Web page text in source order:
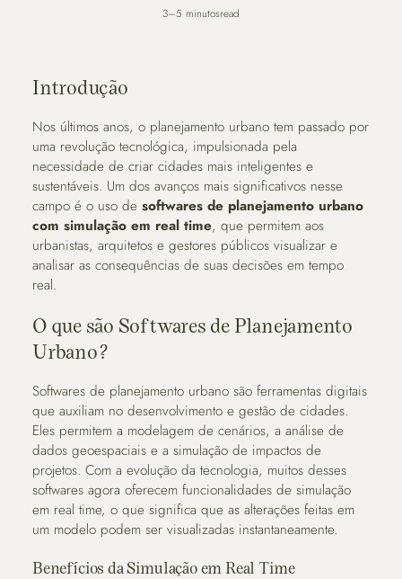
3–5 minutosread
Introdução
Nos últimos anos, o planejamento urbano tem passado por
uma revolução tecnológica, impulsionada pela
necessidade de criar cidades mais inteligentes e
sustentáveis. Um dos avanços mais significativos nesse
campo é o uso de softwares de planejamento urbano
com simulação em real time, que permitem aos
urbanistas, arquitetos e gestores públicos visualizar e
analisar as consequências de suas decisões em tempo
real.
O que são Softwares de Planejamento
Urbano?
Softwares de planejamento urbano são ferramentas digitais
que auxiliam no desenvolvimento e gestão de cidades.
Eles permitem a modelagem de cenários, a análise de
dados geoespaciais e a simulação de impactos de
projetos. Com a evolução da tecnologia, muitos desses
softwares agora oferecem funcionalidades de simulação
em real time, o que significa que as alterações feitas em
um modelo podem ser visualizadas instantaneamente.
Benefícios da Simulação em Real Time